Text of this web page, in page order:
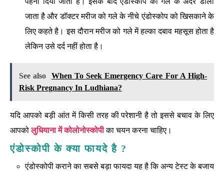
जाता है और डॉक्टर मरीज को गले के नीचे एंडोस्कोप को खिसकाने के
लिए कहते है। इस दौरान मरीज को गले में हल्का दबाव महसूस होता है
लेकिन उसे दर्द नहीं होता है।
See also
When To Seek Emergency Care For A High-
Risk Pregnancy In Ludhiana?
यदि आपको बड़ी आंत में किसी तरह की परेशानी है तो इससे बचाव के लिए
आपकोलुधियाना में कोलोनोस्कोपीका चयन करना चाहिए।
एंडोस्कोपी के क्या फायदे है ?
एंडोस्कोपी कराने का सबसे बड़ा फायदा यह है कि अन्य टेस्ट के बजाय